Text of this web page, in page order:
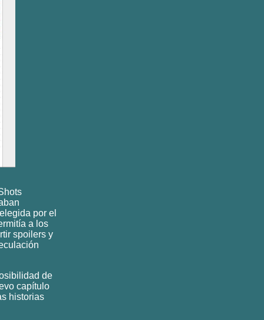
por el
a los
spoilers y
de
capítulo
historias